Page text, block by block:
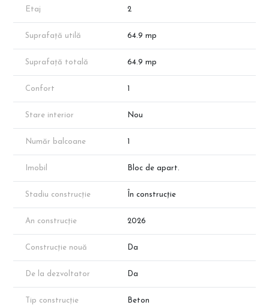
Localizare: Acces facil către stația de metrou Nicolae Teclu și
Contact și Oferte Suplimentare
✅ Vizitează CleverImobiliare.ro și explorează oferta completă:
📞 Programează o vizionare cu reprezentantul nostru și alege
locuința perfectă pentru tine!
Imaginile au rol de prezentare.
funcție de vânzări.
Suprafața apartamentului menționată în anunț este suprafața
aproximativă conform schițelor de prezentare. Suprafața exactă
Etaj 2
Suprafață utilă 64.9 mp
Suprafață totală 64.9 mp
Confort 1
Stare interior Nou
Număr balcoane 1
Imobil Bloc de apart.
Stadiu construcție În construcție
An construcție 2026
Construcție nouă Da
De la dezvoltator Da
Tip construcție Beton